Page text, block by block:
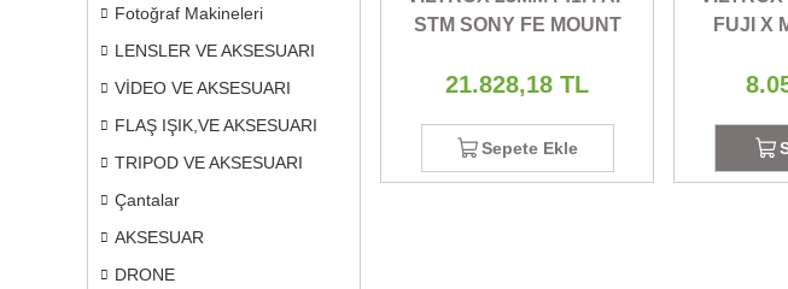
Fotoğraf Makineleri
LENSLER VE AKSESUARI
VİDEO VE AKSESUARI
FLAŞ IŞIK,VE AKSESUARI
TRIPOD VE AKSESUARI
Çantalar
AKSESUAR
DRONE
STM SONY FE MOUNT
21.828,18 TL
Sepete Ekle
FUJI X